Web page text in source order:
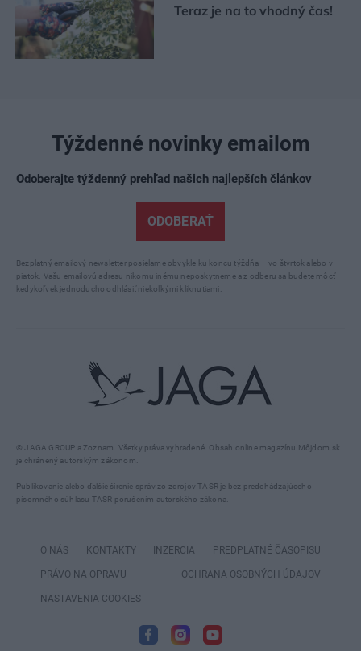
Teraz je na to vhodný čas!
© JAGA GROUP a Zoznam. Všetky práva vyhradené. Obsah online magazínu Môjdom.sk
je chránený autorským zákonom.
Publikovanie alebo ďalšie šírenie správ zo zdrojov TASR je bez predchádzajúceho
písomného súhlasu TASR porušením autorského zákona.
Týždenné novinky emailom
Odoberajte týždenný prehľad našich najlepších článkov
ODOBERAŤ
Bezplatný emailový newsletter posielame obvykle ku koncu týždňa – vo štvrtok alebo v
piatok. Vašu emailovú adresu nikomu inému neposkytneme a z odberu sa budete môcť
kedykoľvek jednoducho odhlásiť niekoľkými kliknutiami.
O NÁS KONTAKTY INZERCIA PREDPLATNÉ ČASOPISU
PRÁVO NA OPRAVU OCHRANA OSOBNÝCH ÚDAJOV
NASTAVENIA COOKIES